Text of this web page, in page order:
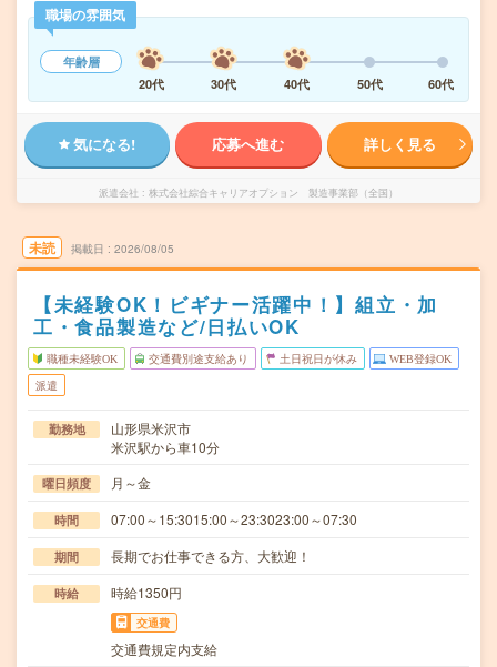
職場の雰囲気
年齢層
20代
30代 40代 50代 60代
気になる! 応募へ進む 詳しく見る
派遣会社 株式会社綜合キャリアオプション 製造事業部（全国）
未読 掲載日 2026/08/05
【未経験OK！ビギナー活躍中！】組立・加
工・食品製造など/日払いOK
職種未経験OK 交通費別途支給あり 土日祝日が休み WEB登録OK
派遣
勤務地
山形県米沢市
米沢駅から車10分
曜日頻度 月～金
時間 07:00～15:3015:00～23:3023:00～07:30
期間 長期でお仕事できる方、大歓迎！
時給 時給1350円
交通費
交通費規定内支給